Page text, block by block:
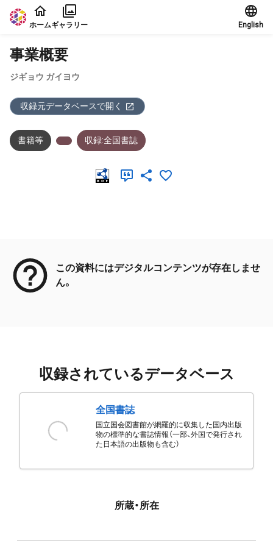
本文に飛ぶ
ホームギャラリー English
事業概要
ジギョウ ガイヨウ
収録元データベースで開く
書籍等 収録:全国書誌
この資料にはデジタルコンテンツが存在しませ
ん。
収録されているデータベース
全国書誌
国立国会図書館が網羅的に収集した国内出版
物の標準的な書誌情報（一部、外国で発行され
た日本語の出版物も含む）
所蔵・所在